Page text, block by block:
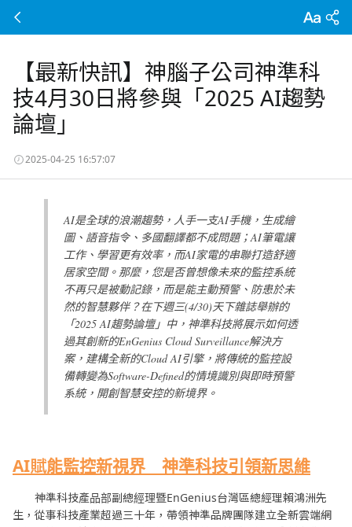
【最新快訊】神腦子公司神準科
技4月30日將參與「2025 AI趨勢
論壇」
2025-04-25 16:57:07
AI是全球的浪潮趨勢，人手一支AI手機，生成繪
圖、語音指令、多國翻譯都不成問題；AI筆電讓
工作、學習更有效率，而AI家電的串聯打造舒適
居家空間。那麼，您是否曾想像未來的監控系統
不再只是被動記錄，而是能主動預警、防患於未
然的智慧夥伴？在下週三(4/30)天下雜誌舉辦的
「2025 AI趨勢論壇」中，神準科技將展示如何透
過其創新的EnGenius Cloud Surveillance解決方
案，建構全新的Cloud AI引擎，將傳統的監控設
備轉變為Software-Defined的情境識別與即時預警
系統，開創智慧安控的新境界。
AI賦能監控新視界 神準科技引領新思維
神準科技產品部副總經理暨EnGenius台灣區總經理賴鴻洲先
生，從事科技產業超過三十年，帶領神準品牌團隊建立全新雲端網